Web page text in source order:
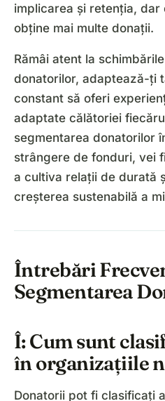
implicarea și retenția, dar
obține mai multe donații.
Rămâi atent la
donatorilor, adaptează-ți
constant să oferi
adaptate călătoriei
segmentarea donatorilor
strângere de fonduri, vei
a cultiva relații de durată
creșterea sustenabilă a
Întrebări
Segmentarea
Î: Cum sunt
în organizațiile
Donatorii pot fi clasificați